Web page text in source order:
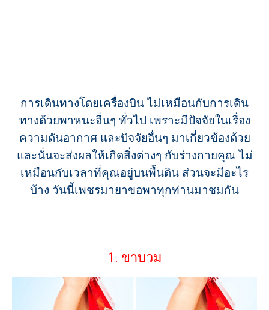
การเดินทางโดยเครื่องบิน ไม่เหมือนกับการเดิน
ทางด้วยพาหนะอื่นๆ ทั่วไป เพราะมีปัจจัยในเรื่อง
ความดันอากาศ และปัจจัยอื่นๆ มาเกี่ยวข้องด้วย
และนั่นจะส่งผลให้เกิดสิ่งต่างๆ กับร่างกายคุณ ไม่
เหมือนกับเวลาที่คุณอยู่บนพื้นดิน ส่วนจะมีอะไร
บ้าง วันนี้เพชรมายาขอพาทุกท่านมาชมกัน
1. ขาบวม